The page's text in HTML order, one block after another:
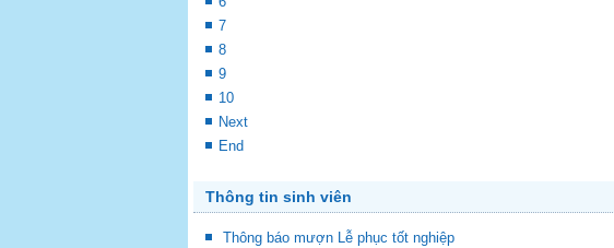
7
8
9
10
Next
End
Thông tin sinh viên
Thông báo mượn Lễ phục tốt nghiệp